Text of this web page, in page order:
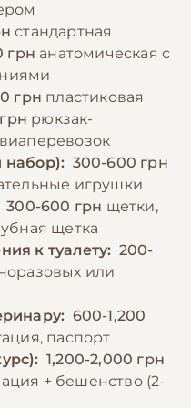
стандартная
грн анатомическая с
грн пластиковая
рюкзак-
набор): 300-600 грн
игрушки
300-600 грн щетки,
щетка
к туалету: 200-
или
600-1,200
паспорт
1,200-2,000 грн
+ бешенство (2-